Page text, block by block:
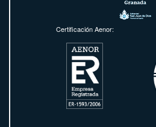
Certificación Aenor: